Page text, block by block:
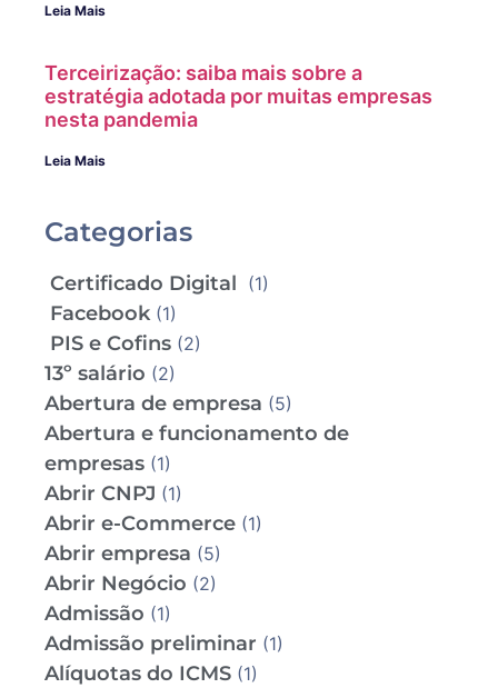
Leia Mais
Terceirização: saiba mais sobre a
estratégia adotada por muitas empresas
nesta pandemia
Leia Mais
Categorias
Certificado Digital (1)
Facebook(1)
PIS e Cofins (2)
13º salário (2)
Abertura de empresa (5)
Abertura e funcionamento de
empresas (1)
Abrir CNPJ (1)
Abrir e-Commerce (1)
Abrir empresa (5)
Abrir Negócio (2)
Admissão (1)
Admissão preliminar (1)
Alíquotas do ICMS (1)